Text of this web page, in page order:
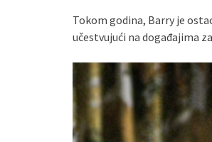
Tokom godina, Barry je
učestvujući na događajima